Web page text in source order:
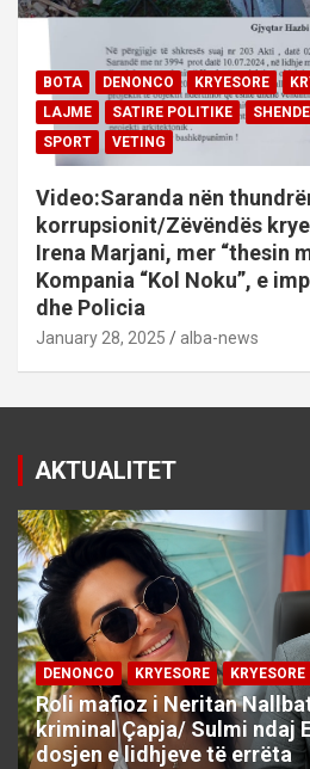
BOTA DENONCO KRYESORE
LAJME
SATIRE POLITIKE
SPORT
VETING
Video:Saranda nën
korrupsionit/Zëvëndës
Irena Marjani, mer “thesin
Kompania “Kol Noku”, e
dhe Policia
January 28, 2025 alba-news
AKTUALITET
DENONCO KRYESORE KRYESORE
Roli mafioz i Neritan
kriminal Çapja/ Sulmi ndaj
dosjen e lidhjeve të errëta